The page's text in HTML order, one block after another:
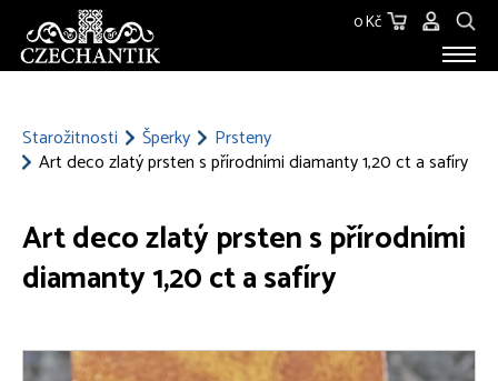
0 Kč
KONTAKT
Starožitnosti Šperky
Prsteny
Art deco zlatý prsten s přírodními diamanty 1,20 ct a safíry
Art deco zlatý prsten s přírodními
diamanty 1,20 ct a safíry